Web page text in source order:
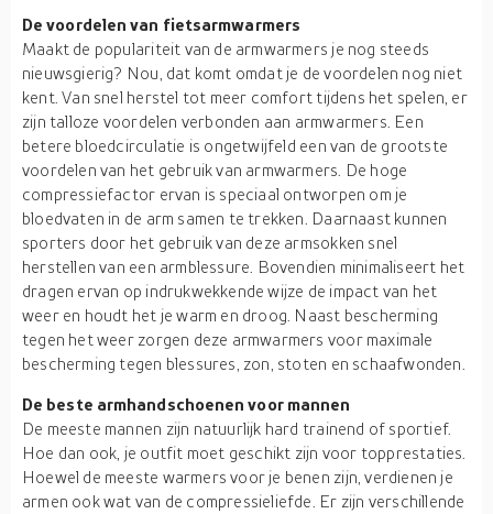
De voordelen van fietsarmwarmers
Maakt de populariteit van de armwarmers je nog steeds
nieuwsgierig? Nou, dat komt omdat je de voordelen nog niet
kent. Van snel herstel tot meer comfort tijdens het spelen, er
zijn talloze voordelen verbonden aan armwarmers. Een
betere bloedcirculatie is ongetwijfeld een van de grootste
voordelen van het gebruik van armwarmers. De hoge
compressiefactor ervan is speciaal ontworpen om je
bloedvaten in de arm samen te trekken. Daarnaast kunnen
sporters door het gebruik van deze armsokken snel
herstellen van een armblessure. Bovendien minimaliseert het
dragen ervan op indrukwekkende wijze de impact van het
weer en houdt het je warm en droog. Naast bescherming
tegen het weer zorgen deze armwarmers voor maximale
bescherming tegen blessures, zon, stoten en schaafwonden.
De beste armhandschoenen voor mannen
De meeste mannen zijn natuurlijk hard trainend of sportief.
Hoe dan ook, je outfit moet geschikt zijn voor topprestaties.
Hoewel de meeste warmers voor je benen zijn, verdienen je
armen ook wat van de compressieliefde. Er zijn verschillende